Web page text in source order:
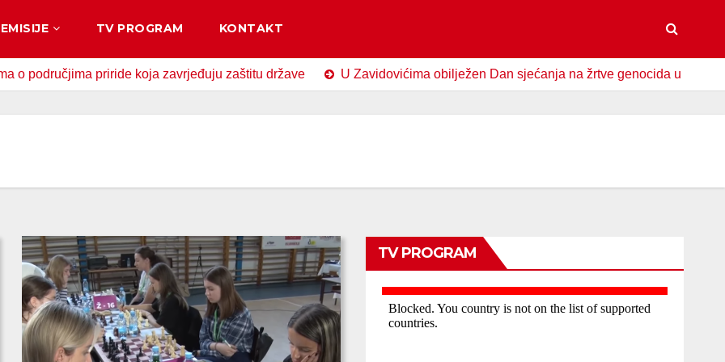
EMISIJE TV PROGRAM KONTAKT
priride koja zavrjeđuju zaštitu države U Zavidovićima obilježen Dan sjećanja na žrtve genocida u Srebrenici
TV PROGRAM